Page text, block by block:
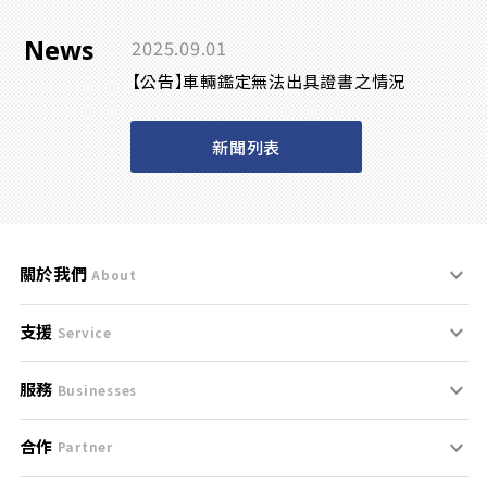
News 2025.09.01
【公告】車輛鑑定無法出具證書之情況
新聞列表
關於我們 About
刊登規範
服務條款
免責聲明
支援 Service
支援中心
聯絡我們
服務 Businesses
什麼是Goo鑑定？
合作 Partner